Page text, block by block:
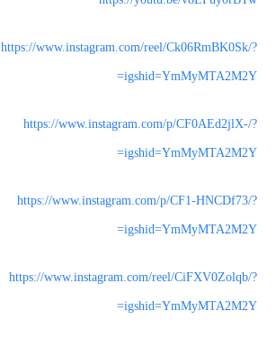
https://www.instagram.com/reel/Ck06RmBK0Sk/?
igshid=YmMyMTA2M2Y=
https://www.instagram.com/p/CF0AEd2jlX-/?
igshid=YmMyMTA2M2Y=
https://www.instagram.com/p/CF1-HNCDf73/?
igshid=YmMyMTA2M2Y=
https://www.instagram.com/reel/CiFXV0Zolqb/?
igshid=YmMyMTA2M2Y=